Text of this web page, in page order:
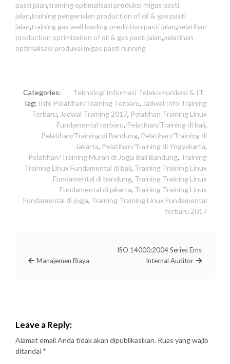
pasti jalan,training optimalisasi produksi migas pasti
jalan,training pengenalan production of oil & gas pasti
jalan,training gas well loading prediction pasti jalan,pelatihan
production optimization of oil & gas pasti jalan,pelatihan
optimalisasi produksi migas pasti running
Categories: Teknologi Informasi Telekomunikasi & IT
Tag: Info Pelatihan/Training Terbaru, Jadwal Info Training
Terbaru, Jadwal Training 2017, Pelatihan Training Linux
Fundamental terbaru, Pelatihan/Training di bali,
Pelatihan/Training di Bandung, Pelatihan/Training di
Jakarta, Pelatihan/Training di Yogyakarta,
Pelatihan/Training Murah di Jogja Bali Bandung, Training
Training Linux Fundamental di bali, Training Training Linux
Fundamental di bandung, Training Training Linux
Fundamental di jakarta, Training Training Linux
Fundamental di jogja, Training Training Linux Fundamental
terbaru 2017
Manajemen Biaya
ISO 14000:2004 Series Ems
Internal Auditor
Leave a Reply:
Alamat email Anda tidak akan dipublikasikan. Ruas yang wajib
ditandai *